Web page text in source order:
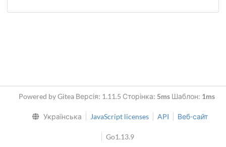
Powered by Gitea Версія: 1.11.5 Сторінка: 5msШаблон: 1ms
Українська JavaScript licenses API Веб-сайт
Go1.13.9